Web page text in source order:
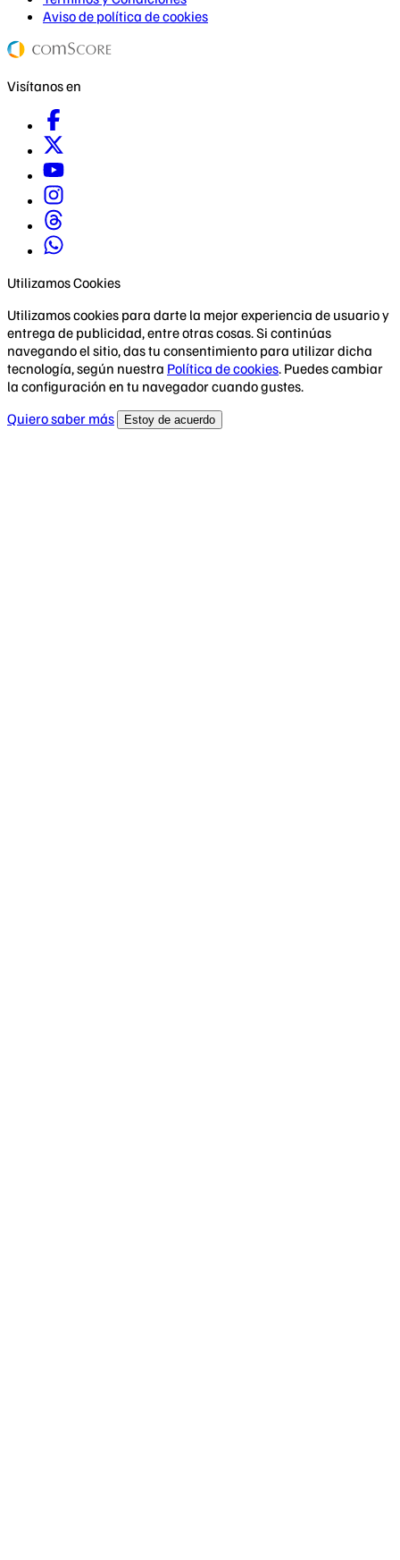
Aviso de política de cookies
Visítanos en
Utilizamos Cookies
Utilizamos cookies para darte la mejor experiencia de usuario y
entrega de publicidad, entre otras cosas. Si continúas
navegando el sitio, das tu consentimiento para utilizar dicha
tecnología, según nuestra Política de cookies. Puedes cambiar
la configuración en tu navegador cuando gustes.
Quiero saber más
Estoy de acuerdo